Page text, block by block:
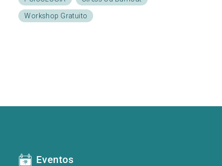
Workshop Gratuito
Eventos